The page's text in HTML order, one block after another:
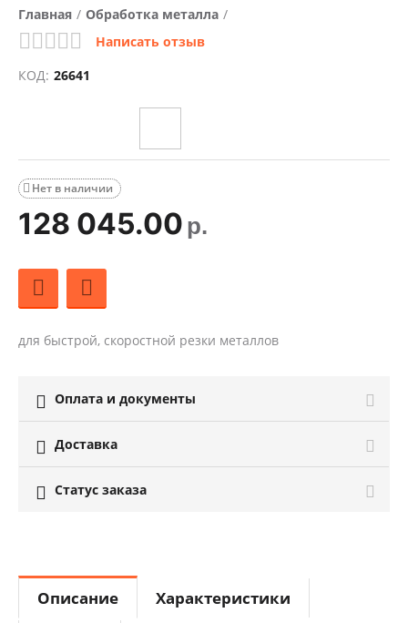
Главная / Обработка металла /
Резка, рубка и распил металла
Написать отзыв
КОД: 26641
Нет в наличии

128 045.00 р.
для быстрой, скоростной резки металлов
 Оплата и документы
 Доставка
 Статус заказа
Описание
Характеристики